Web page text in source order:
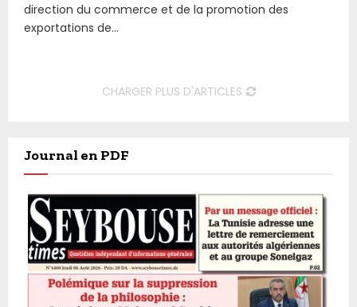
direction du commerce et de la promotion des
exportations de...
CHARGER PLUS D'ARTICLES
Journal en PDF